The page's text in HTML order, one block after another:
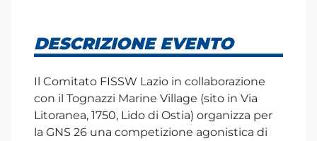
DESCRIZIONE EVENTO
Il Comitato FISSW Lazio in collaborazione
con il Tognazzi Marine Village (sito in Via
Litoranea, 1750, Lido di Ostia) organizza per
la GNS 26 una competizione agonistica di